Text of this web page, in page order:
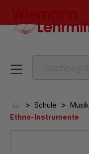
> Schule > Musik
Ethno-Instrumente